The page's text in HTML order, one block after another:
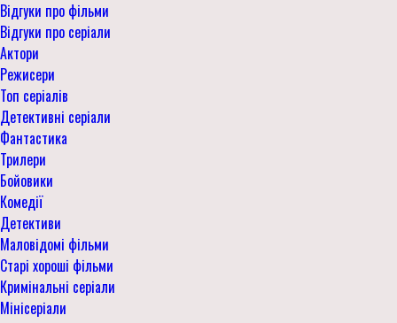
Відгуки про фільми
Відгуки про серіали
Актори
Режисери
Топ серіалів
Детективні серіали
Фантастика
Трилери
Бойовики
Комедії
Детективи
Маловідомі фільми
Старі хороші фільми
Кримінальні серіали
Мінісеріали